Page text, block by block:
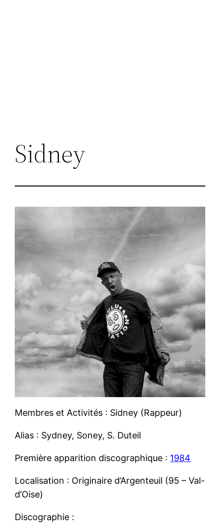
Sidney
Membres et Activités : Sidney (Rappeur)
Alias : Sydney, Soney, S. Duteil
Première apparition discographique : 1984
Localisation : Originaire d’Argenteuil (95 – Val-
d’Oise)
Discographie :